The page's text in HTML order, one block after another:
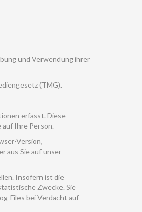
und Verwendung ihrer
(TMG).
erfasst. Diese
Ihre Person.
Version,
aus Sie auf unser
Insofern ist die
Zwecke. Sie
Files bei Verdacht auf